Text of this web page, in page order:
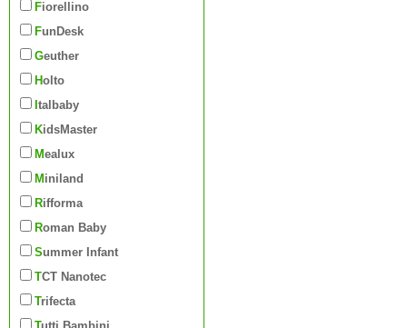
Fiorellino
FunDesk
Geuther
Holto
Italbaby
KidsMaster
Mealux
Miniland
Rifforma
Roman Baby
Summer Infant
TCT Nanotec
Trifecta